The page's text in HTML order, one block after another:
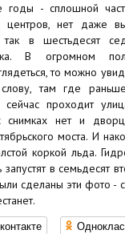
годы - сплошной
центров, нет даже
в шестьдесят
В огромном
то можно
там где
сейчас проходит
снимках нет и
моста. И
коркой льда.
в семьдесят
сделаны эти фото -